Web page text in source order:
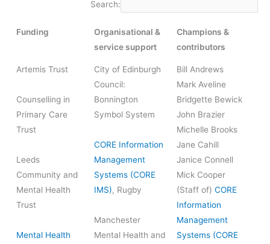
Search:
Funding
Organisational &
service support
Champions &
contributors
Artemis Trust
Counselling in
Primary Care
Trust
Leeds
Community and
Mental Health
Trust
Mental Health
City of Edinburgh
Council:
Bonnington
Symbol System
CORE Information
Management
Systems (CORE
IMS), Rugby
Manchester
Mental Health and
Bill Andrews
Mark Aveline
Bridgette Bewick
John Brazier
Michelle Brooks
Jane Cahill
Janice Connell
Mick Cooper
(Staff of) CORE
Information
Management
Systems (CORE